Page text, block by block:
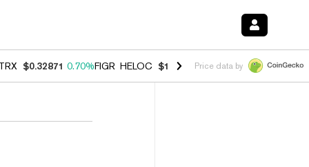
$0.32871 0.70%FIGR_HELOC $1.007 -2.70%HYPE $54.57 -
Price data by